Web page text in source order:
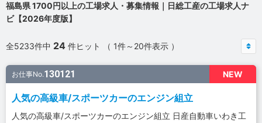
福島県 1700円以上の工場求人・募集情報｜日総工産の工場求人ナ
ビ【2026年度版】
全5233件中 24 件ヒット （ 1件～20件表示 ）
NEW
お仕事No.130121
人気の高級車/スポーツカーのエンジン組立
人気の高級車/スポーツカーのエンジン組立 日産自動車いわき工